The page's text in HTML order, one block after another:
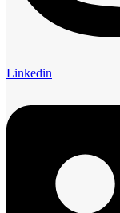
Linkedin